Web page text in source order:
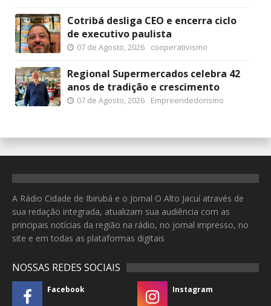
Cotribá desliga CEO e encerra ciclo
de executivo paulista
07 de Agosto, 2026 cooperativismo
Regional Supermercados celebra 42
anos de tradição e crescimento
07 de Agosto, 2026 Empreendedorismo
A Rádio Cidade de Ibirubá e o Jornal O Alto Jacuí através de
sua redação integrada, atualizam sua audiência com as
principais notícias da região na rádio, no jornal impresso, no
site e em todas as plataformas digitais
NOSSAS REDES SOCIAIS
Facebook Instagram